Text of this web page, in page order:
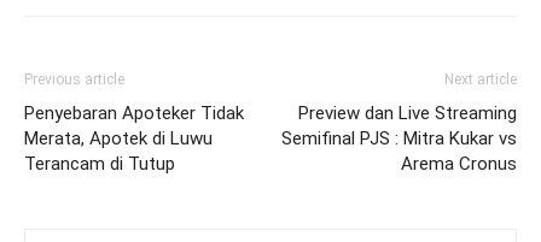
Previous article
Penyebaran Apoteker Tidak
Merata, Apotek di Luwu
Terancam di Tutup
Next article
Preview dan Live Streaming
Semifinal PJS : Mitra Kukar vs
Arema Cronus